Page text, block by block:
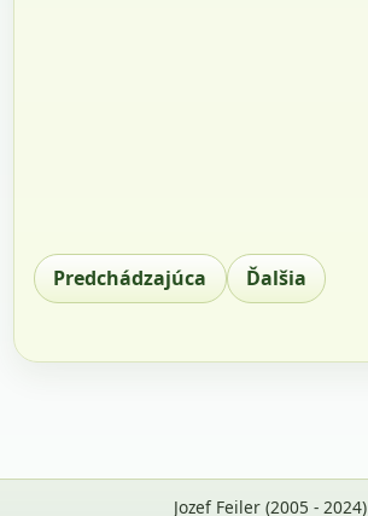
Predchádzajúca Ďalšia
Jozef Feiler (2005 - 2024)